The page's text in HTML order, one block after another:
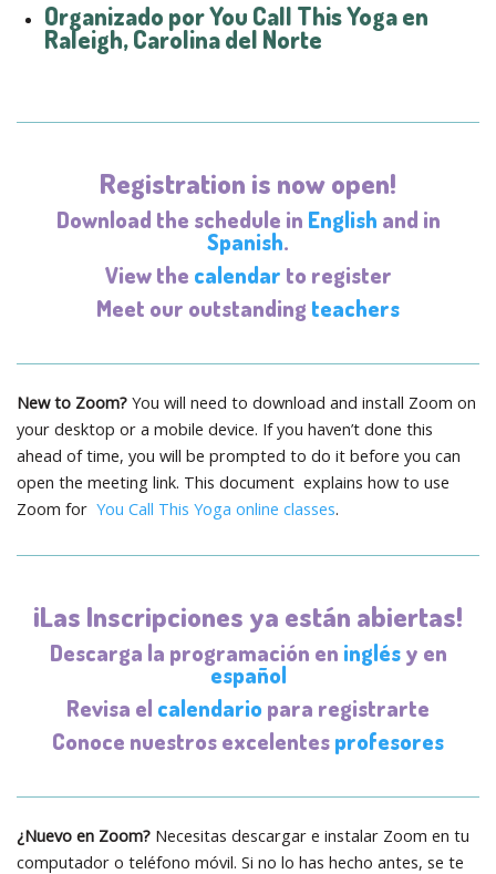
Organizado porYou Call This Yogaen
Raleigh, Carolina del Norte
Registration is now open!
Download the schedule in English and in
Spanish.
View the calendar to register
Meet our outstanding teachers
New to Zoom?You will need to download and install Zoom on
your desktop or a mobile device. If you haven’t done this
ahead of time, you will be prompted to do it before you can
open the meeting link. This document explains how to use
Zoom for You Call This Yoga online classes.
¡Las Inscripciones ya están abiertas!
Descarga la programación en inglésy en
español
Revisa el calendario para registrarte
Conoce nuestros excelentesprofesores
¿Nuevo en Zoom?Necesitas descargar e instalar Zoom en tu
computador o teléfono móvil. Si no lo has hecho antes, se te